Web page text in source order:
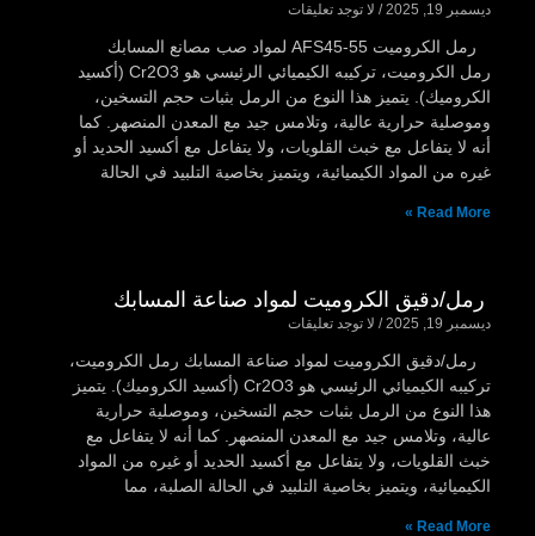
ديسمبر 19, 2025 لا توجد تعليقات
رمل الكروميت AFS45-55 لمواد صب مصانع المسابك
رمل الكروميت، تركيبه الكيميائي الرئيسي هو Cr2O3 (أكسيد
الكروميك). يتميز هذا النوع من الرمل بثبات حجم التسخين،
وموصلية حرارية عالية، وتلامس جيد مع المعدن المنصهر. كما
أنه لا يتفاعل مع خبث القلويات، ولا يتفاعل مع أكسيد الحديد أو
غيره من المواد الكيميائية، ويتميز بخاصية التلبيد في الحالة
Read More »
رمل/دقيق الكروميت لمواد صناعة المسابك
ديسمبر 19, 2025 لا توجد تعليقات
رمل/دقيق الكروميت لمواد صناعة المسابك رمل الكروميت،
تركيبه الكيميائي الرئيسي هو Cr2O3 (أكسيد الكروميك). يتميز
هذا النوع من الرمل بثبات حجم التسخين، وموصلية حرارية
عالية، وتلامس جيد مع المعدن المنصهر. كما أنه لا يتفاعل مع
خبث القلويات، ولا يتفاعل مع أكسيد الحديد أو غيره من المواد
الكيميائية، ويتميز بخاصية التلبيد في الحالة الصلبة، مما
Read More »